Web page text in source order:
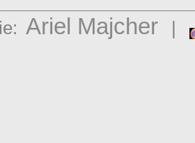
Ariel Majcher |